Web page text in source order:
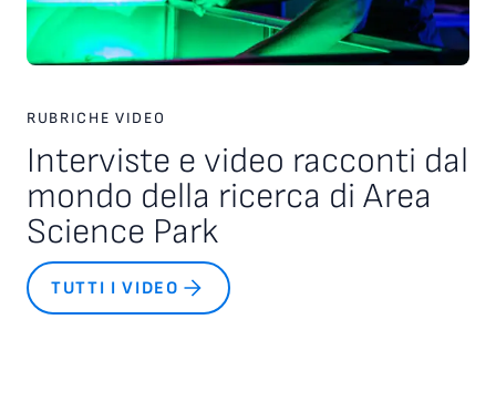
RUBRICHE VIDEO
Interviste e video racconti dal
mondo della ricerca di Area
Science Park
TUTTI I VIDEO